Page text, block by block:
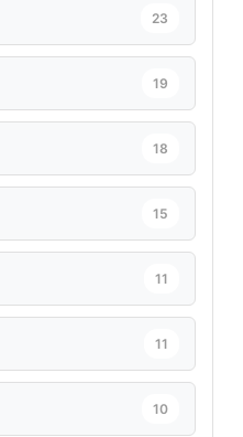
23
19
18
15
11
11
10